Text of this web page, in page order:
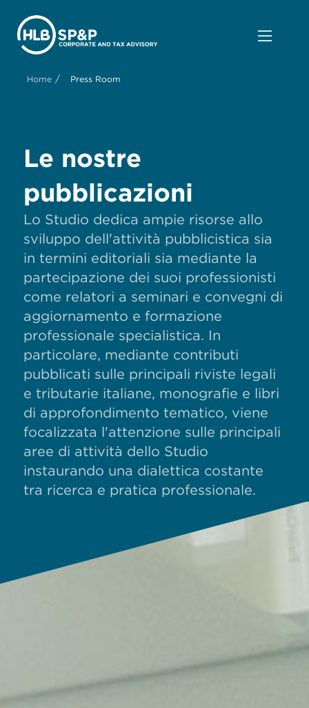
Home / Press Room
Le nostre
pubblicazioni
Lo Studio dedica ampie risorse allo
sviluppo dell'attività pubblicistica sia
in termini editoriali sia mediante la
partecipazione dei suoi professionisti
come relatori a seminari e convegni di
aggiornamento e formazione
professionale specialistica. In
particolare, mediante contributi
pubblicati sulle principali riviste legali
e tributarie italiane, monografie e libri
di approfondimento tematico, viene
focalizzata l'attenzione sulle principali
aree di attività dello Studio
instaurando una dialettica costante
tra ricerca e pratica professionale.